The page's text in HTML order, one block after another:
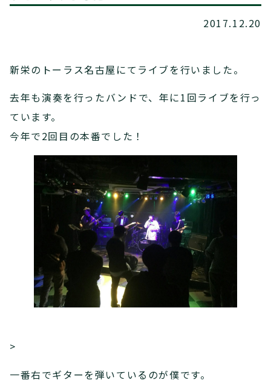
2017.12.20
新栄のトーラス名古屋にてライブを行いました。
去年も演奏を行ったバンドで、年に1回ライブを行っ
ています。
今年で2回目の本番でした！
>
一番右でギターを弾いているのが僕です。